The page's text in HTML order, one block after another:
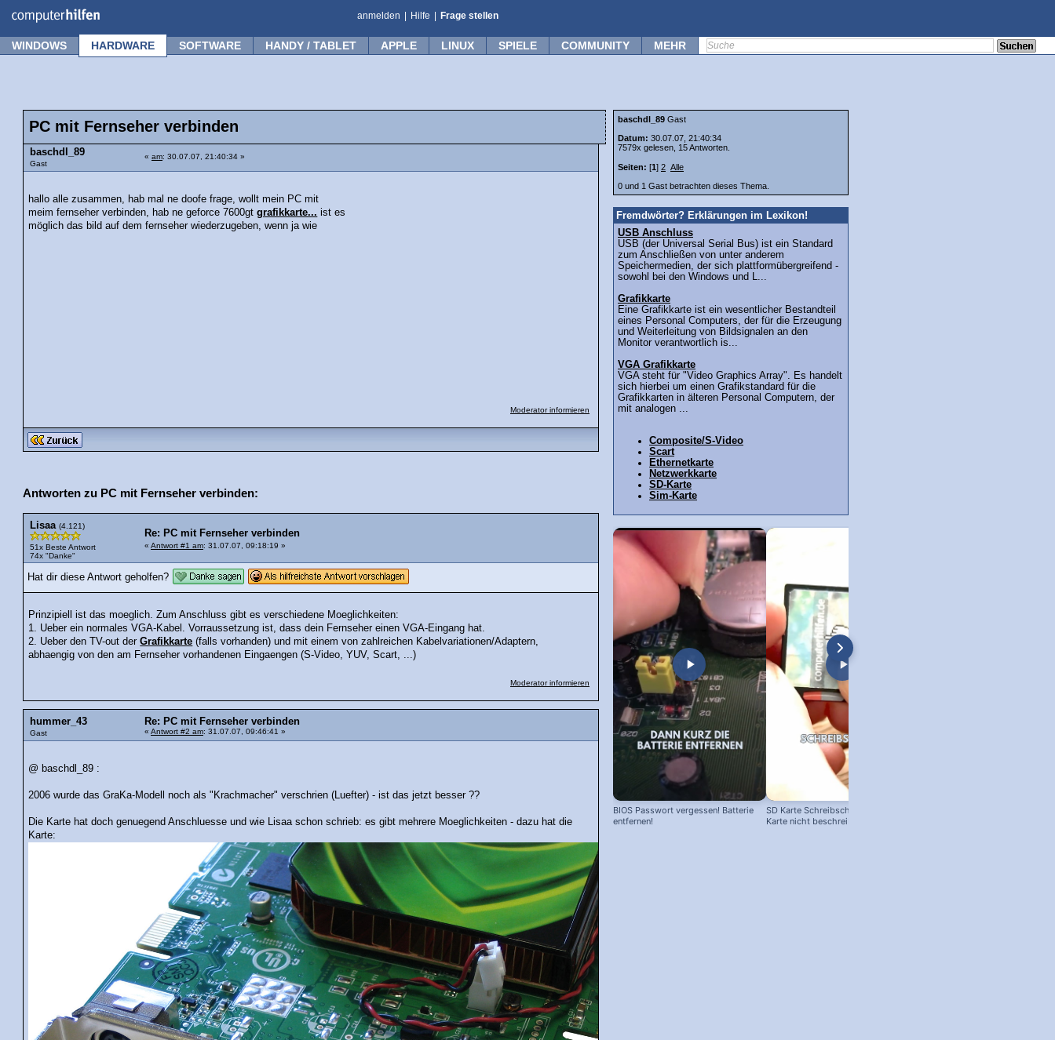
anmelden Hilfe Frage stellen
WINDOWS HARDWARE SOFTWARE HANDY / TABLET APPLE LINUX SPIELE COMMUNITY MEHR
PC mit Fernseher verbinden
baschdl_89
Gast
« am: 30.07.07, 21:40:34 »
hallo alle zusammen, hab mal ne doofe frage, wollt mein PC mit
meim fernseher verbinden, hab ne geforce 7600gtgrafikkarte... ist es
möglich das bild auf dem fernseher wiederzugeben, wenn ja wie
Moderator informieren
Antworten zu PC mit Fernseher verbinden:
Lisaa (4.121)
51x Beste Antwort
74x "Danke"
Re: PC mit Fernseher verbinden
« Antwort #1 am: 31.07.07, 09:18:19 »
Hat dir diese Antwort geholfen?
Prinzipiell ist das moeglich. Zum Anschluss gibt es verschiedene Moeglichkeiten:
1. Ueber ein normales VGA-Kabel. Vorraussetzung ist, dass dein Fernseher einen VGA-Eingang hat.
2. Ueber den TV-out derGrafikkarte (falls vorhanden) und mit einem von zahlreichen Kabelvariationen/Adaptern,
abhaengig von den am Fernseher vorhandenen Eingaengen (S-Video, YUV, Scart, ...)
Moderator informieren
hummer_43
Gast
Re: PC mit Fernseher verbinden
« Antwort #2 am: 31.07.07, 09:46:41 »
@ baschdl_89 :
2006 wurde das GraKa-Modell noch als "Krachmacher" verschrien (Luefter) - ist das jetzt besser ??
Die Karte hat doch genuegend Anschluesse und wie Lisaa schon schrieb: es gibt mehrere Moeglichkeiten - dazu hat die
Karte:
baschdl_89 Gast
Datum: 30.07.07, 21:40:34
7579x gelesen, 15 Antworten.
Seiten: [1] 2 Alle
0 und 1 Gast betrachten dieses Thema.
Fremdwörter? Erklärungen im Lexikon!
USB Anschluss
USB (der Universal Serial Bus) ist ein Standard
zum Anschließen von unter anderem
Speichermedien, der sich plattformübergreifend -
sowohl bei den Windows und L...
Grafikkarte
Eine Grafikkarte ist ein wesentlicher Bestandteil
eines Personal Computers, der für die Erzeugung
und Weiterleitung von Bildsignalen an den
Monitor verantwortlich is...
VGA Grafikkarte
VGA steht für "Video Graphics Array". Es handelt
sich hierbei um einen Grafikstandard für die
Grafikkarten in älteren Personal Computern, der
mit analogen ...
Composite/S-Video
Scart
Ethernetkarte
Netzwerkkarte
SD-Karte
Sim-Karte
BIOS Passwort vergessen! Batterie
entfernen!
SD Karte Schreibschutz austricksen:
Karte nicht beschreibbar?